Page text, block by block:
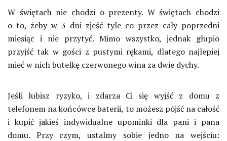
W świętach nie chodzi o prezenty. W świętach chodzi
o to, żeby w 3 dni zjeść tyle co przez cały poprzedni
miesiąc i nie przytyć. Mimo wszystko, jednak głupio
przyjść tak w gości z pustymi rękami, dlatego najlepiej
mieć w nich butelkę czerwonego wina za dwie dychy.
Jeśli lubisz ryzyko, i zdarza Ci się wyjść z domu z
telefonem na końcówce baterii, to możesz pójść na całość
i kupić jakieś indywidualne upominki dla pani i pana
domu. Przy czym, ustalmy sobie jedno na wejściu: